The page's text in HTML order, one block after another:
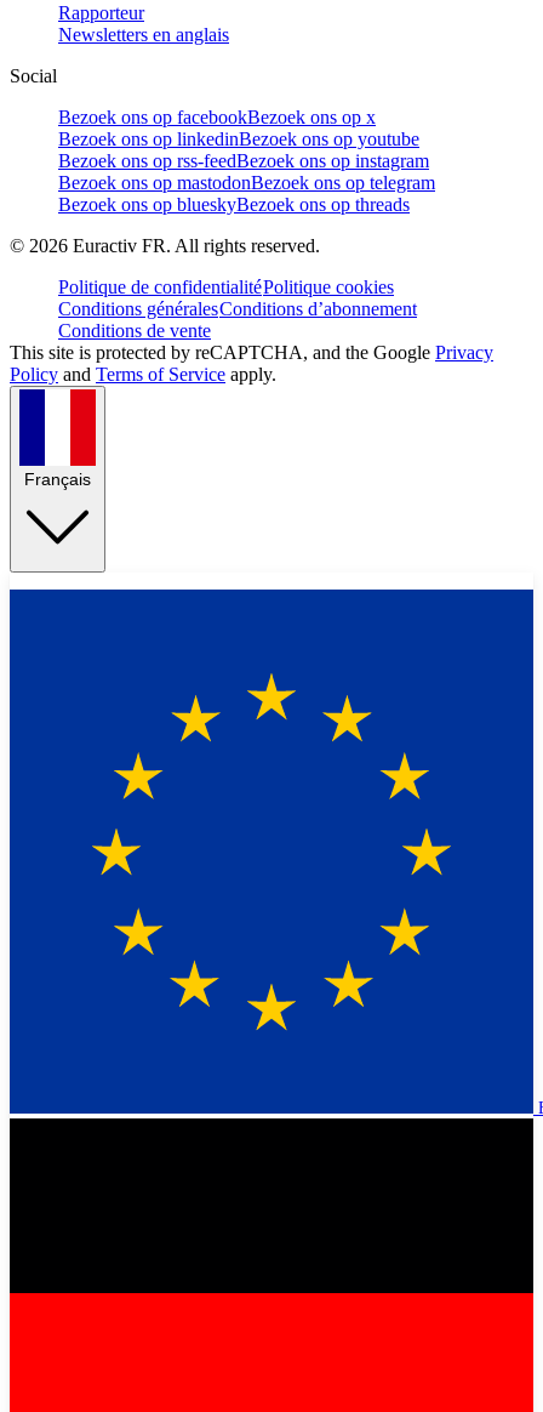
Rapporteur
Newsletters en anglais
Social
Bezoek ons op facebookBezoek ons op x
Bezoek ons op linkedinBezoek ons op youtube
Bezoek ons op rss-feedBezoek ons op instagram
Bezoek ons op mastodonBezoek ons op telegram
Bezoek ons op blueskyBezoek ons op threads
© 2026 Euractiv FR. All rights reserved.
Politique de confidentialitéPolitique cookies
Conditions généralesConditions d’abonnement
Conditions de vente
This site is protected by reCAPTCHA, and the Google Privacy
Policy and Terms of Service apply.
Français